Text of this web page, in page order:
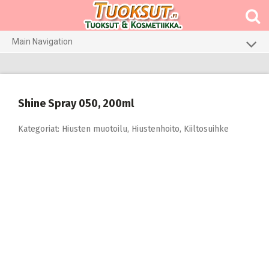
Main Navigation
Hiustenhoito
Ihonhoito
Shine Spray 050, 200ml
Kategoriat: Hiusten muotoilu, Hiustenhoito, Kiiltosuihke